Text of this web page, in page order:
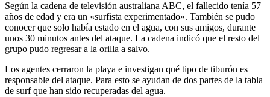
Según la cadena de televisión australiana ABC, el fallecido tenía 57
años de edad y era un «surfista experimentado». También se pudo
conocer que solo había estado en el agua, con sus amigos, durante
unos 30 minutos antes del ataque. La cadena indicó que el resto del
grupo pudo regresar a la orilla a salvo.
Los agentes cerraron la playa e investigan qué tipo de tiburón es
responsable del ataque. Para esto se ayudan de dos partes de la tabla
de surf que han sido recuperadas del agua.